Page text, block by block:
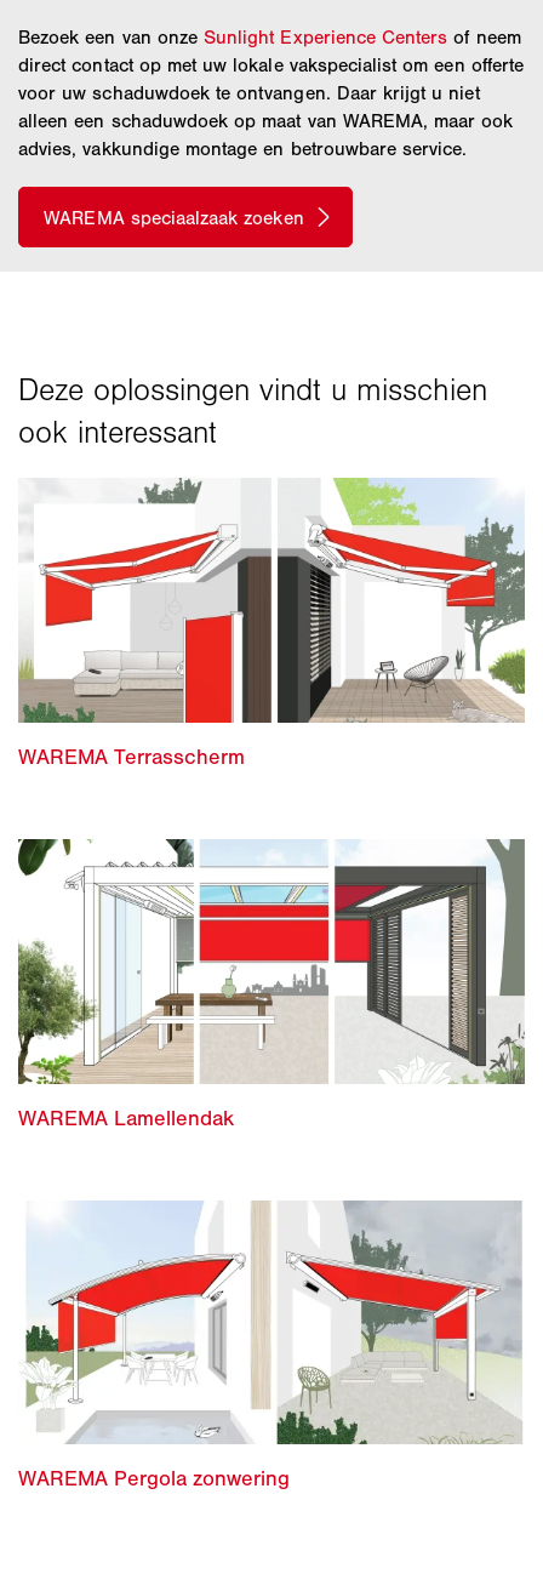
Bezoek een van onzeSunlight Experience Centers of neem
direct contact op met uw lokale vakspecialist om een offerte
voor uw schaduwdoek te ontvangen. Daar krijgt u niet
alleen een schaduwdoek op maat van WAREMA, maar ook
advies, vakkundige montage en betrouwbare service.